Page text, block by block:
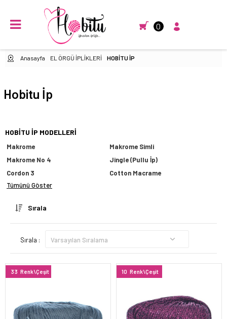
0
Anasayfa EL ÖRGÜ İPLİKLERİ HOBİTU İP
Hobitu İp
HOBITU İP MODELLERI
Makrome
Makrome Simli
Makrome No 4
Jingle (Pullu İp)
Cordon 3
Cotton Macrame
Tümünü Göster
Sırala
Sırala :
33 Renk\Çeşit 10 Renk\Çeşit